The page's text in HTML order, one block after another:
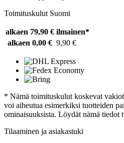
Toimituskulut Suomi
alkaen 79,90 € ilmainen*
alkaen 0,00 € 9,90 €
* Nämä toimituskulut koskevat
voi aiheutua esimerkiksi tuotteiden
ominaisuuksista. Löydät nämä tiedot
Tilaaminen ja asiakastuki